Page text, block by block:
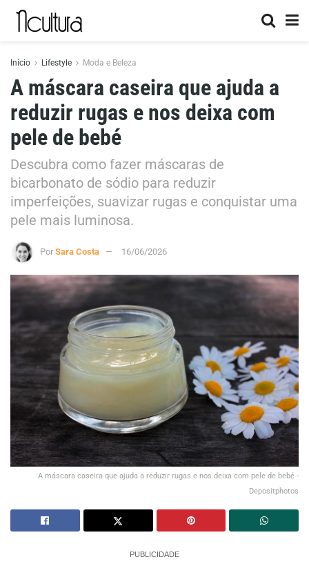
Início Lifestyle Moda e Beleza
A máscara caseira que ajuda a
reduzir rugas e nos deixa com
pele de bebé
Descubra como fazer máscaras de
bicarbonato de sódio para reduzir
imperfeições, suavizar rugas e conquistar uma
pele mais luminosa.
Por Sara Costa 16/06/2026
A máscara caseira que ajuda a reduzir rugas e nos deixa com pele de bebé -
Depositphotos
PUBLICIDADE